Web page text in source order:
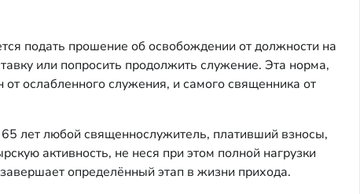
подать прошение об освобождении от должности на
или попросить продолжить служение. Эта норма,
ослабленного служения, и самого священника от
лет любой священнослужитель, плативший взносы,
активность, не неся при этом полной нагрузки
определённый этап в жизни прихода.